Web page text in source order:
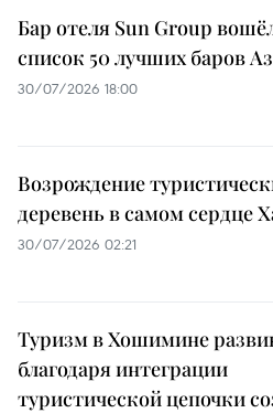
Бар отеля Sun Group
список 50 лучших баров
30/07/2026 18:00
Возрождение
деревень в самом сердце
30/07/2026 02:21
Туризм в Хошимине
благодаря интеграции
туристической цепочки